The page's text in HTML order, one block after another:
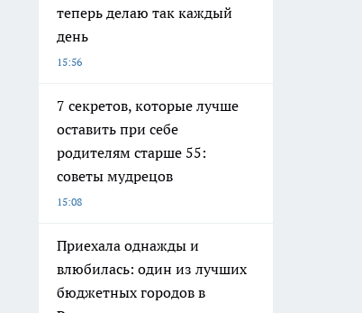
теперь делаю так каждый
день
15:56
7 секретов, которые лучше
оставить при себе
родителям старше 55:
советы мудрецов
15:08
Приехала однажды и
влюбилась: один из лучших
бюджетных городов в